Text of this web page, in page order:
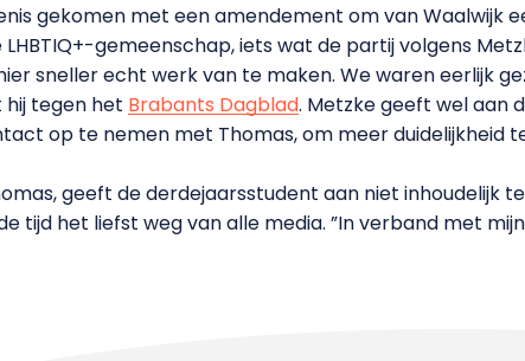
gekomen met een amendement om van Waalwijk
gemeenschap, iets wat de partij volgens
sneller echt werk van te maken. We waren eerlijk
hij tegen het Brabants Dagblad. Metzke geeft wel aan
op te nemen met Thomas, om meer duidelijkheid
geeft de derdejaarsstudent aan niet inhoudelijk
tijd het liefst weg van alle media. ”In verband met